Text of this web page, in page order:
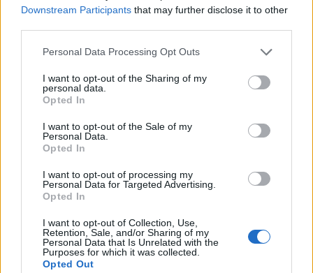
Downstream Participants that may further disclose it to other
Please note that this website/app uses one or more Google
not limited to your visit or usage behaviour. You may click to
grant or deny consent to Google and its third-party tags to
use your data for below specified purposes in below Google
consent section.
Personal Data Processing Opt Outs
I want to opt-out of the Sharing of my
personal data.
Opted In
I want to opt-out of the Sale of my
Personal Data.
Opted In
I want to opt-out of processing my
Personal Data for Targeted Advertising.
Opted In
I want to opt-out of Collection, Use,
Retention, Sale, and/or Sharing of my
Personal Data that Is Unrelated with the
Purposes for which it was collected.
Opted Out
Mario Malu
Paolo Pinna
Martina Agostina Diturco
I nostri cari